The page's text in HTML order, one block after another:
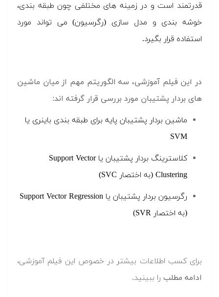
قدرتمند است و در زمینه های مختلفی چون طبقه بندی،
خوشه بندی و مدل سازی (رگرسیون) می تواند مورد
استفاده قرار بگیرد.
در این فیلم آموزشی، سه الگوریتم مهم از میان ماشین
های بردار پشتیبان مورد بررسی قرار گرفته اند:
ماشین بردار پشتیبان پایه برای طبقه بندی باینری یا
SVM
کلاسترینگ بردار پشتیبان یا Support Vector
Clustering (به اختصار SVC)
رگرسیون بردار پشتیبان یا Support Vector Regression
(به اختصار SVR)
برای کسب اطلاعات بیشتر در خصوص این فیلم آموزشی،
ادامه مطلب را ببینید.